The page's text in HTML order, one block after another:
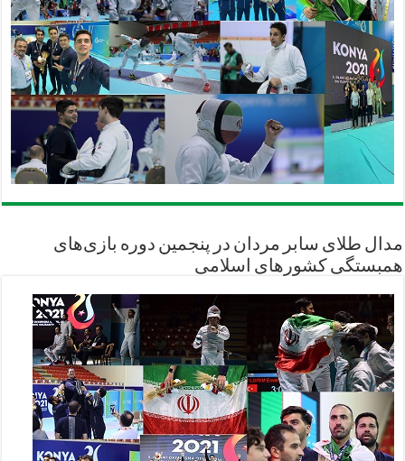
مدال طلای سابر مردان در پنجمین دوره بازی‌های
همبستگی کشورهای اسلامی